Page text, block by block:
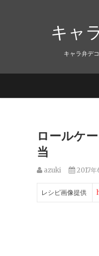
キャ
キャラ弁デ
ロールケ
当
azuki 2017年
レシピ画像提供